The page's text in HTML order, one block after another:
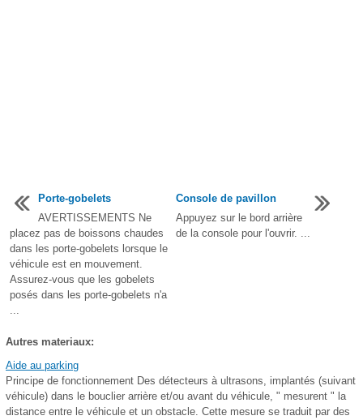
Porte-gobelets
AVERTISSEMENTS Ne
placez pas de boissons chaudes
dans les porte-gobelets lorsque le
véhicule est en mouvement.
Assurez-vous que les gobelets
posés dans les porte-gobelets n'a
...
Console de pavillon
Appuyez sur le bord arrière
de la console pour l'ouvrir. ...
Autres materiaux:
Aide au parking
Principe de fonctionnement Des détecteurs à ultrasons, implantés (suivant
véhicule) dans le bouclier arrière et/ou avant du véhicule, " mesurent " la
distance entre le véhicule et un obstacle. Cette mesure se traduit par des